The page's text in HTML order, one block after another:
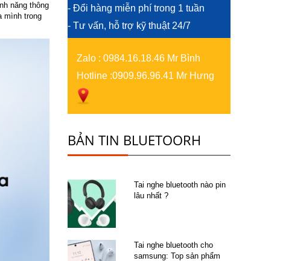
năng thông
mình trong
- Đổi hàng miễn phí trong 1 tuần
- Tư vấn, hỗ trợ kỹ thuật 24/7
Zalo : 0984.16.18.46 Mr Bình
Hotline :0909.96.96.41 Mr Hưng
BẢN TIN BLUETOORH
Tai nghe bluetooth nào pin
lâu nhất ?
Tai nghe bluetooth cho
samsung: Top sản phẩm